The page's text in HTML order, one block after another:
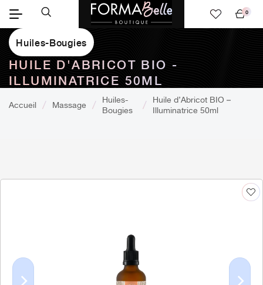
panier
0
Huiles-Bougies
HUILE D'ABRICOT BIO -
ILLUMINATRICE 50ML
Accueil Massage
Huiles-
Bougies
Huile d’Abricot BIO –
Illuminatrice 50ml